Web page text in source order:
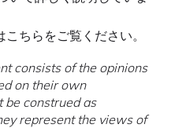
こちらをご覧ください。
consists of the opinions
on their own
be construed as
represent the views of